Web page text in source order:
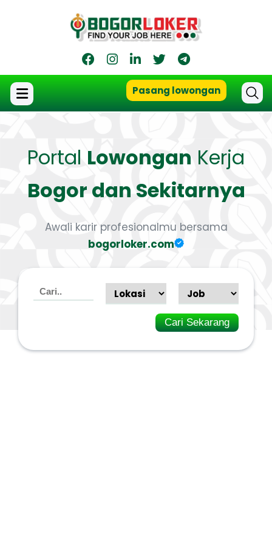
Pasang lowongan
Portal Lowongan Kerja
Bogor dan Sekitarnya
Awali karir profesionalmu bersama
bogorloker.com
Cari Sekarang